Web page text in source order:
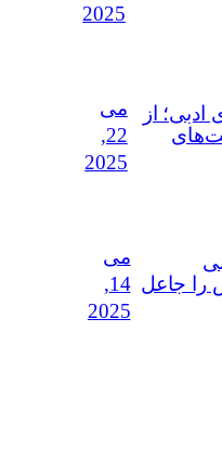
2025
از
می
22,
2025
را جاعل
می
14,
2025